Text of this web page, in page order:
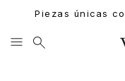
Piezas únicas